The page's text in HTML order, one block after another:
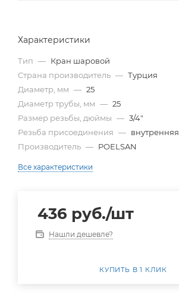
Характеристики
Тип — Кран шаровой
Страна производитель — Турция
Диаметр, мм — 25
Диаметр трубы, мм — 25
Размер резьбы, дюймы — 3/4"
Резьба присоединения — внутренняя
Производитель — POELSAN
Все характеристики
436 руб./шт
Нашли дешевле?
КУПИТЬ В 1 КЛИК